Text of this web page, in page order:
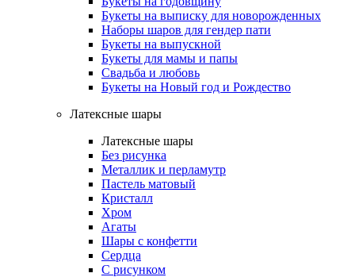
Букеты на выписку для новорожденных
Наборы шаров для гендер пати
Букеты на выпускной
Букеты для мамы и папы
Свадьба и любовь
Букеты на Новый год и Рождество
Латексные шары
Латексные шары
Без рисунка
Металлик и перламутр
Пастель матовый
Кристалл
Хром
Агаты
Шары с конфетти
Сердца
С рисунком